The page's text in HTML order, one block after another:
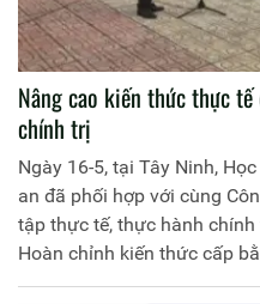
Nâng cao kiến thức thực
chính trị
Ngày 16-5, tại Tây Ninh,
an đã phối hợp với cùng
tập thực tế, thực hành
Hoàn chỉnh kiến thức cấp
Khoá 1.